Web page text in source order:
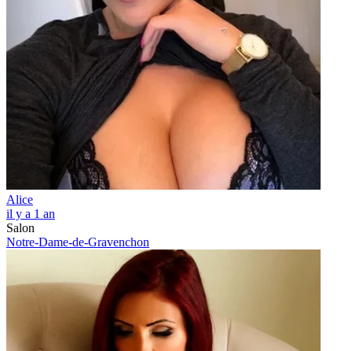
Alice
il y a 1 an
Salon
Notre-Dame-de-Gravenchon